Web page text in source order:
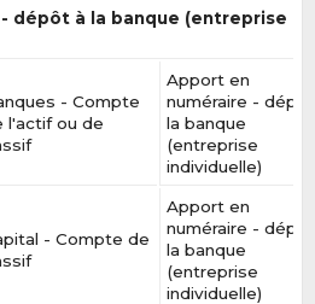
dépôt à la banque (entreprise
- Compte
l'actif ou de
Apport en
numéraire -
la banque
(entreprise
individuelle)
- Compte de
Apport en
numéraire -
la banque
(entreprise
individuelle)